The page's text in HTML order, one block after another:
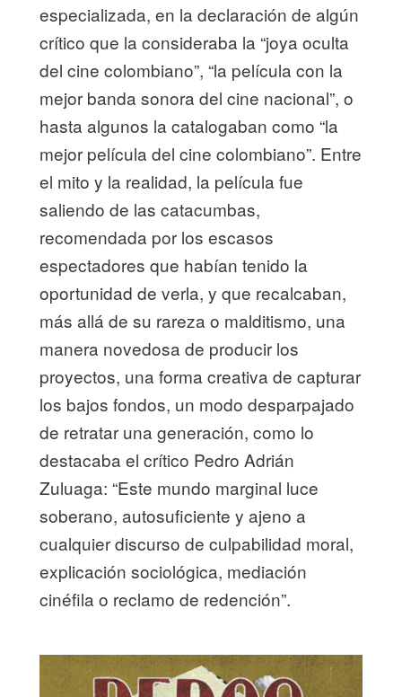
especializada, en la declaración de algún
crítico que la consideraba la “joya oculta
del cine colombiano”, “la película con la
mejor banda sonora del cine nacional”, o
hasta algunos la catalogaban como “la
mejor película del cine colombiano”. Entre
el mito y la realidad, la película fue
saliendo de las catacumbas,
recomendada por los escasos
espectadores que habían tenido la
oportunidad de verla, y que recalcaban,
más allá de su rareza o malditismo, una
manera novedosa de producir los
proyectos, una forma creativa de capturar
los bajos fondos, un modo desparpajado
de retratar una generación, como lo
destacaba el crítico Pedro Adrián
Zuluaga: “Este mundo marginal luce
soberano, autosuficiente y ajeno a
cualquier discurso de culpabilidad moral,
explicación sociológica, mediación
cinéfila o reclamo de redención”.